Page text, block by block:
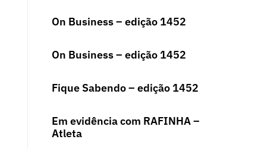
On Business – edição 1452
On Business – edição 1452
Fique Sabendo – edição 1452
Em evidência com RAFINHA –
Atleta